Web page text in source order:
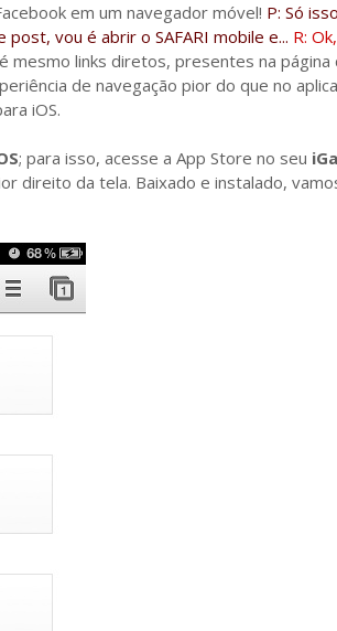
em um navegador móvel! P: Só
vou é abrir o SAFARI mobile e... R:
mesmo links diretos, presentes na página
de navegação pior do que no
iOS.
; para isso, acesse a App Store no seu
direito da tela. Baixado e instalado,